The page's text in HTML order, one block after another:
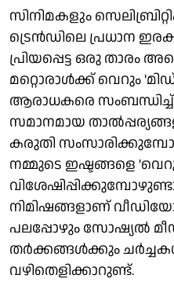
സിനിമകളും
ട്രെൻഡിലെ പ്രധാന
പ്രിയപ്പെട്ട ഒരു താരം
മറ്റൊരാൾക്ക് വെറും
ആരാധകരെ
സമാനമായ
കരുതി
നമ്മുടെ ഇഷ്ടങ്ങളെ
നിമിഷങ്ങളാണ്
പലപ്പോഴും സോഷ്യൽ
തർക്കങ്ങൾക്കും
വഴിതെളിക്കാറുണ്ട്.